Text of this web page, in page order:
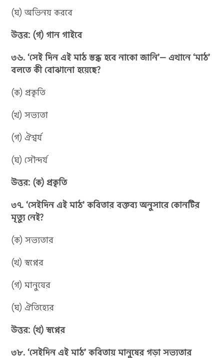
(ঘ) অভিনয় করবে
উত্তর: (গ) গান গাইবে
৩৬. ‘সেই দিন এই মাঠ স্তব্ধ হবে নাকো জানি’— এখানে ‘মাঠ’
বলতে কী বোঝানো হয়েছে?
(ক) প্রকৃতি
(খ) সভ্যতা
(গ) ঐশ্বর্য
(ঘ) সৌন্দর্য
উত্তর: (ক) প্রকৃতি
৩৭. ‘সেইদিন এই মাঠ’ কবিতার বক্তব্য অনুসারে কোনটির
মৃত্যু নেই?
(ক) সভ্যতার
(খ) স্বপ্নের
(গ) মানুষের
(ঘ) ঐতিহ্যের
উত্তর: (খ) স্বপ্নের
৩৮. ‘সেইদিন এই মাঠ’ কবিতায় মানুষের গড়া সভ্যতার